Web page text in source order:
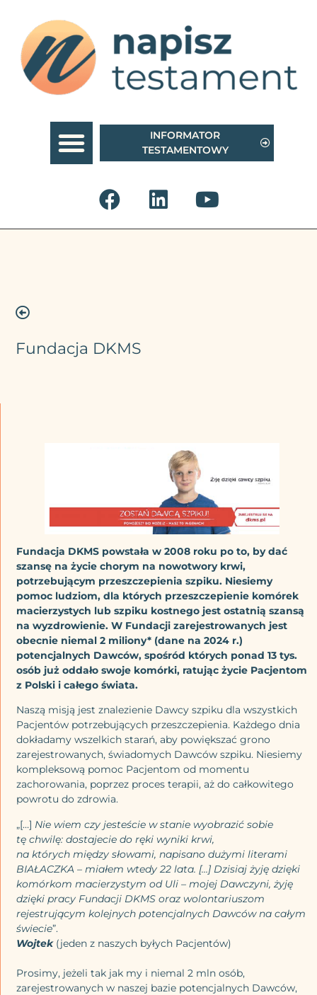
INFORMATOR
TESTAMENTOWY
Fundacja DKMS
Fundacja DKMS powstała w 2008 roku po to, by dać
szansę na życie chorym na nowotwory krwi,
potrzebującym przeszczepienia szpiku. Niesiemy
pomoc ludziom, dla których przeszczepienie komórek
macierzystych lub szpiku kostnego jest ostatnią szansą
na wyzdrowienie. W Fundacji zarejestrowanych jest
obecnie niemal 2 miliony* (dane na 2024 r.)
potencjalnych Dawców, spośród których ponad 13 tys.
osób już oddało swoje komórki, ratując życie Pacjentom
z Polski i całego świata.
Naszą misją jest znalezienie Dawcy szpiku dla wszystkich
Pacjentów potrzebujących przeszczepienia. Każdego dnia
dokładamy wszelkich starań, aby powiększać grono
zarejestrowanych, świadomych Dawców szpiku. Niesiemy
kompleksową pomoc Pacjentom od momentu
zachorowania, poprzez proces terapii, aż do całkowitego
powrotu do zdrowia.
„[…] Nie wiem czy jesteście w stanie wyobrazić sobie
tę chwilę: dostajecie do ręki wyniki krwi,
na których między słowami, napisano dużymi literami
BIAŁACZKA – miałem wtedy 22 lata. […] Dzisiaj żyję dzięki
komórkom macierzystym od Uli – mojej Dawczyni, żyję
dzięki pracy Fundacji DKMS oraz wolontariuszom
rejestrującym kolejnych potencjalnych Dawców na całym
świecie”.
Wojtek(jeden z naszych byłych Pacjentów)
Prosimy, jeżeli tak jak my i niemal 2 mln osób,
zarejestrowanych w naszej bazie potencjalnych Dawców,